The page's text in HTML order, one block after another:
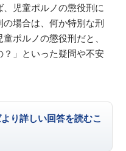
児童ポルノの懲役刑に
場合は、何か特別な刑
ポルノの懲役刑だと、
」といった疑問や不安
り詳しい回答を読むこ